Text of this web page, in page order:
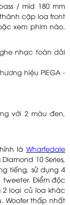
/ mid 180 mm
thành cặp loa front
xem phim nào.
nhạc toàn dải
hiệu PIEGA -
với 2 màu đen,
là Wharfedale
10 Series,
tiếng, sử dụng 4
tweeter. Điểm độc
2 loại củ loa khác
Woofer thấp nhất